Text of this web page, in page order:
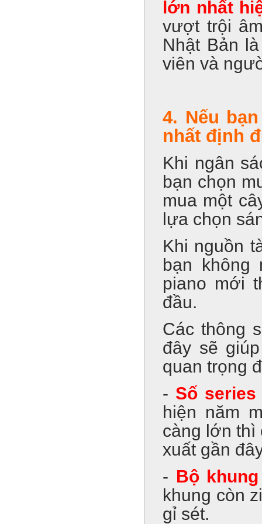
lớn nhất
vượt trội
Nhật Bản
viên và
4. Nếu
nhất định
Khi ngân
bạn chọn
mua một
lựa chọn
Khi nguồn
bạn không
piano mới
đầu.
Các thông
đây sẽ
quan trọng
- Số
hiện năm
càng lớn thì
xuất gần
- Bộ
khung còn
gỉ sét.